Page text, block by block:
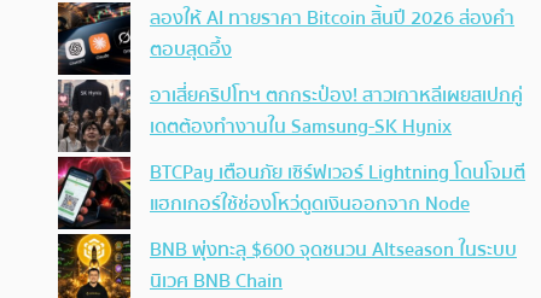
ลองให้ AI ทายราคา Bitcoin สิ้นปี 2026 ส่องคำ
ตอบสุดอึ้ง
อาเสี่ยคริปโทฯ ตกกระป๋อง! สาวเกาหลีเผยสเปกคู่
เดตต้องทำงานใน Samsung-SK Hynix
BTCPay เตือนภัย เซิร์ฟเวอร์ Lightning โดนโจมตี
แฮกเกอร์ใช้ช่องโหว่ดูดเงินออกจาก Node
BNB พุ่งทะลุ $600 จุดชนวน Altseason ในระบบ
นิเวศ BNB Chain